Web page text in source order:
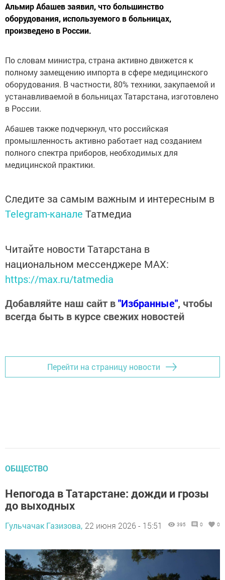
Альмир Абашев заявил, что большинство
оборудования, используемого в больницах,
произведено в России.
По словам министра, страна активно движется к
полному замещению импорта в сфере медицинского
оборудования. В частности, 80% техники, закупаемой и
устанавливаемой в больницах Татарстана, изготовлено
в России.
Абашев также подчеркнул, что российская
промышленность активно работает над созданием
полного спектра приборов, необходимых для
медицинской практики.
Следите за самым важным и интересным в
Telegram-канале Татмедиа
Читайте новости Татарстана в
национальном мессенджере MАХ:
https://max.ru/tatmedia
Добавляйте наш сайт в"Избранные", чтобы
всегда быть в курсе свежих новостей
Перейти на страницу новости
ОБЩЕСТВО
Непогода в Татарстане: дожди и грозы
до выходных
Гульчачак Газизова, 22 июня 2026 - 15:51 395 0 0